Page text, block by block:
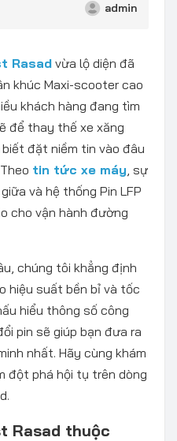
admin
Rasad vừa lộ diện đã
khúc Maxi-scooter cao
khách hàng đang tìm
để thay thế xe xăng
đặt niềm tin vào đâu
tin tức xe máy, sự
và hệ thống Pin LFP
cho vận hành đường
chúng tôi khẳng định
hiệu suất bền bỉ và tốc
hiểu thông số công
pin sẽ giúp bạn đưa ra
nhất. Hãy cùng khám
đột phá hội tụ trên dòng
Rasad thuộc